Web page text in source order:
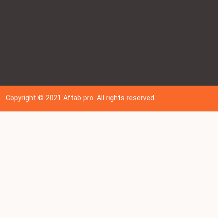
Copyright © 202 1Aftab pro. All rights reserved.